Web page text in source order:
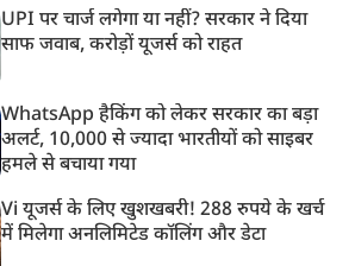
UPI पर चार्ज लगेगा या नहीं? सरकार ने दिया
साफ जवाब, करोड़ों यूजर्स को राहत
WhatsApp हैकिंग को लेकर सरकार का बड़ा
अलर्ट, 10,000 से ज्यादा भारतीयों को साइबर
हमले से बचाया गया
Vi यूजर्स के लिए खुशखबरी! 288 रुपये के खर्च
में मिलेगा अनलिमिटेड कॉलिंग और डेटा